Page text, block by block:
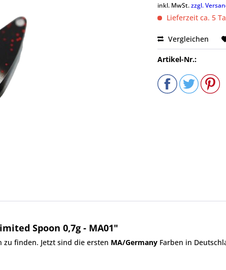
inkl. MwSt.zzgl.
Lieferzeit ca. 5
Vergleichen
Artikel-Nr.:
Spoon 0,7g - MA01"
zu finden. Jetzt sind die ersten MA/Germany Farben in